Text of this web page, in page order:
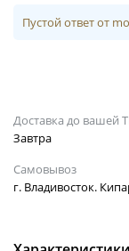
Пустой ответ от
Доставка до вашей
Завтра
Самовывоз
г. Владивосток.